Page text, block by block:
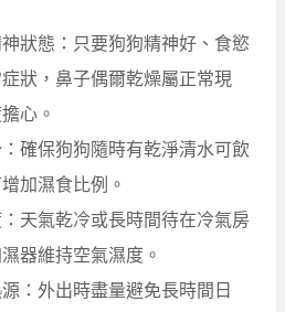
狀態：只要狗狗精神好、食慾
狀，鼻子偶爾乾燥屬正常現
心。
確保狗狗隨時有乾淨清水可飲
加濕食比例。
天氣乾冷或長時間待在冷氣房
器維持空氣濕度。
：外出時盡量避免長時間日